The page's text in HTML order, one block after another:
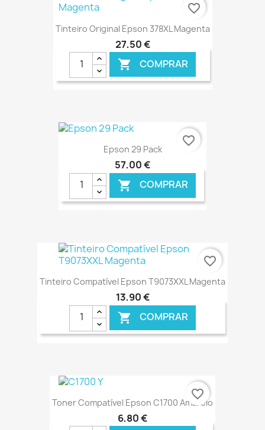
Tinteiro Original Epson 378XL Magenta
27,50 €
 COMPRAR
favorite_border
Epson 29 Pack
57,00 €
 COMPRAR
€ ONLINE
favorite_border
Tinteiro Compatível Epson T9073XXL Magenta
13,90 €
 COMPRAR
favorite_border
Toner Compatível Epson C1700 Amarelo
6,80 €
favorite_border